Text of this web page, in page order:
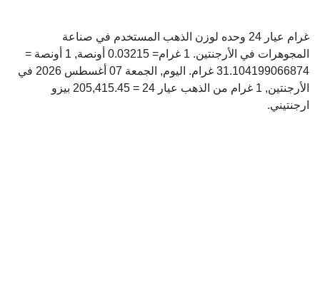
غرام عيار 24 وحده لوزن الذهب المستخدم في صناعة
المجوهرات في الأرجنتين. 1 غرام= 0.03215 أونصة, 1 أونصة =
31.104199066874 غرام. اليوم, الجمعة 07 أغسطس 2026 في
الأرجنتين, 1 غرام من الذهب عيار 24 = 205,415.45 بيزو
ارجنتيني.